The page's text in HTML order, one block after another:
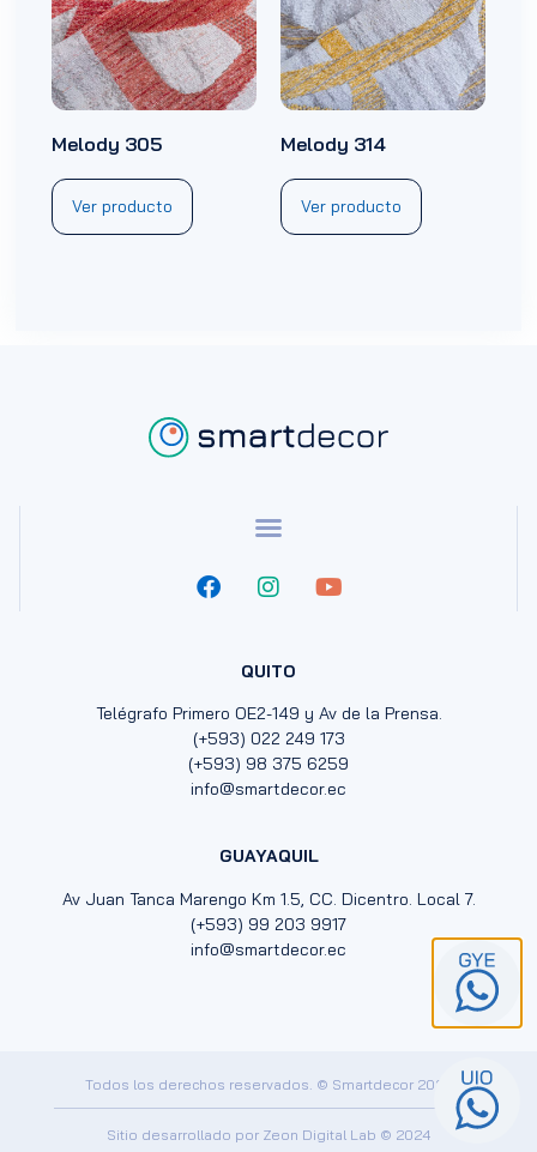
Melody 305
Ver producto
Melody 314
Ver producto
QUITO
Telégrafo Primero OE2-149 y Av de la Prensa.
(+593) 022 249 173
(+593) 98 375 6259
info@smartdecor.ec
GUAYAQUIL
Av Juan Tanca Marengo Km 1.5, CC. Dicentro. Local 7.
(+593) 99 203 9917
info@smartdecor.ec
Sitio desarrollado por Zeon Digital Lab © 2024
Todos los derechos reservados. © Smartdecor 2024